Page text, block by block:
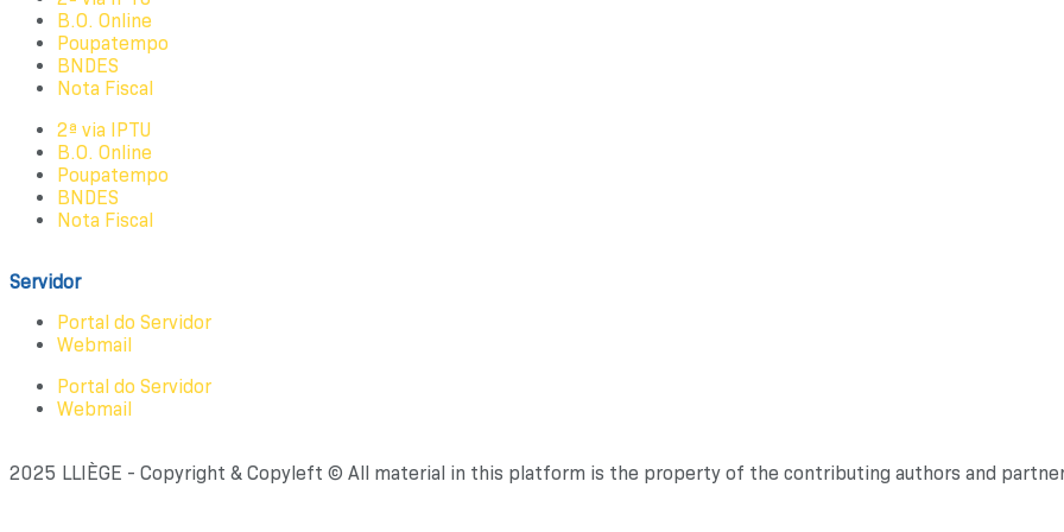
B.O. Online
Poupatempo
BNDES
Nota Fiscal
2ª via IPTU
B.O. Online
Poupatempo
BNDES
Nota Fiscal
Servidor
Portal do Servidor
Webmail
Portal do Servidor
Webmail
2025 LLIÈGE - Copyright & Copyleft © All material in this platform is the property of the contributing authors and